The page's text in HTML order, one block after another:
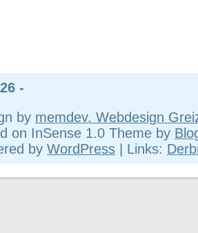
-
by memdev. Webdesign
on InSense 1.0 Theme by
by WordPress | Links: